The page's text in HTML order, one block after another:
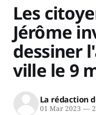
Les
Jérôme
dessiner
ville le 9
La rédaction
01 Mar 2023 —2